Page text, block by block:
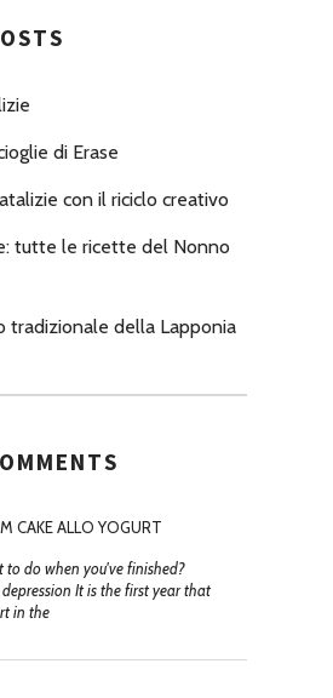
di Erase
con il riciclo creativo
tutte le ricette del Nonno
tradizionale della Lapponia
CAKE ALLO YOGURT
to do when you've finished?
It is the first year that
in the